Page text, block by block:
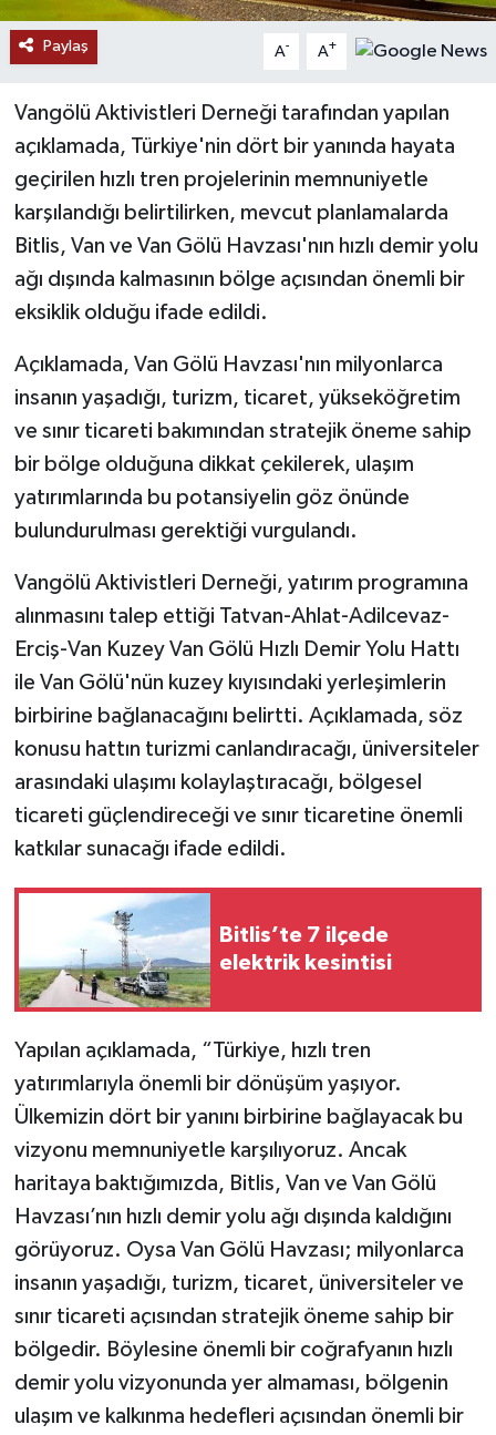
Paylaş A- A+
Vangölü Aktivistleri Derneği tarafından yapılan
açıklamada, Türkiye'nin dört bir yanında hayata
geçirilen hızlı tren projelerinin memnuniyetle
karşılandığı belirtilirken, mevcut planlamalarda
Bitlis, Van ve Van Gölü Havzası'nın hızlı demir yolu
ağı dışında kalmasının bölge açısından önemli bir
eksiklik olduğu ifade edildi.
Açıklamada, Van Gölü Havzası'nın milyonlarca
insanın yaşadığı, turizm, ticaret, yükseköğretim
ve sınır ticareti bakımından stratejik öneme sahip
bir bölge olduğuna dikkat çekilerek, ulaşım
yatırımlarında bu potansiyelin göz önünde
bulundurulması gerektiği vurgulandı.
Vangölü Aktivistleri Derneği, yatırım programına
alınmasını talep ettiği Tatvan-Ahlat-Adilcevaz-
Erciş-Van Kuzey Van Gölü Hızlı Demir Yolu Hattı
ile Van Gölü'nün kuzey kıyısındaki yerleşimlerin
birbirine bağlanacağını belirtti. Açıklamada, söz
konusu hattın turizmi canlandıracağı, üniversiteler
arasındaki ulaşımı kolaylaştıracağı, bölgesel
ticareti güçlendireceği ve sınır ticaretine önemli
katkılar sunacağı ifade edildi.
Bitlis’te 7 ilçede
elektrik kesintisi
Yapılan açıklamada, “Türkiye, hızlı tren
yatırımlarıyla önemli bir dönüşüm yaşıyor.
Ülkemizin dört bir yanını birbirine bağlayacak bu
vizyonu memnuniyetle karşılıyoruz. Ancak
haritaya baktığımızda, Bitlis, Van ve Van Gölü
Havzası’nın hızlı demir yolu ağı dışında kaldığını
görüyoruz. Oysa Van Gölü Havzası; milyonlarca
insanın yaşadığı, turizm, ticaret, üniversiteler ve
sınır ticareti açısından stratejik öneme sahip bir
bölgedir. Böylesine önemli bir coğrafyanın hızlı
demir yolu vizyonunda yer almaması, bölgenin
ulaşım ve kalkınma hedefleri açısından önemli bir